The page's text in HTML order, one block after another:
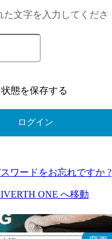
た文字を入力してくださ
態を保存する
ワードをお忘れですか ?
ONE へ移動